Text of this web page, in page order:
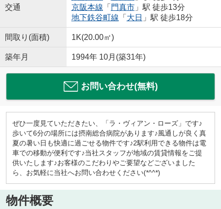
交通
京阪本線 「 門真市」駅 徒歩13分
地下鉄谷町線 「 大日 」駅 徒歩18分
間取り(面積) 1K(20.00㎡)
築年月 1994年 10月(築31年)
お問い合わせ(無料)
ぜひ一度見ていただきたい、「ラ・ヴィアン・ローズ」です♪
歩いて6分の場所には摂南総合病院があります♪風通しが良く真
夏の暑い日も快適に過ごせる物件です♪2駅利用できる物件は電
車での移動が便利です♪当社スタッフが地域の賃貸情報をご提
供いたします♪お客様のこだわりやご要望などございました
ら、お気軽に当社へお問い合わせください(*^^*)
物件概要